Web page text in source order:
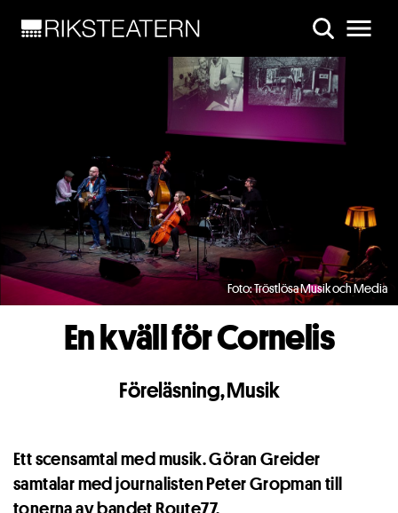
Foto: Tröstlösa Musik och Media
En kväll för Cornelis
Föreläsning,Musik
Ett scensamtal med musik. Göran Greider
samtalar med journalisten Peter Gropman till